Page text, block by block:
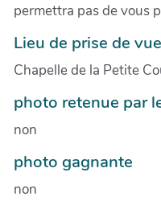
permettra pas de vous
Lieu de prise de vue
Chapelle de la Petite
photo retenue par
non
photo gagnante
non